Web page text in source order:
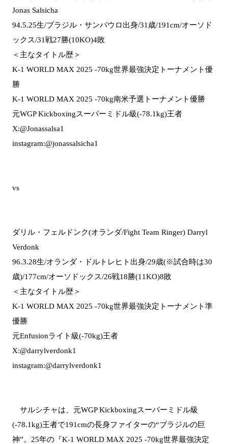
Jonas Salsicha
94.5.25生/ブラジル・サンパウロ出身/31歳/191cm/オーソド
ックス/31戦27勝(10KO)4敗
＜主なタイトル歴＞
K-1 WORLD MAX 2025 -70kg世界最強決定トーナメント優
勝
K-1 WORLD MAX 2025 -70kg南米予選トーナメント優勝
元WGP Kickboxingスーパーミドル級(-78.1kg)王者
X:@Jonassalsa1
instagram:@jonassalsicha1
vs
ダリル・フェルドンク(オランダ/Fight Team Ringer) Darryl
Verdonk
96.3.28生/オランダ・ドルトレヒト出身/29歳(※試合時は30
歳)/177cm/オーソドックス/26戦18勝(11KO)8敗
＜主なタイトル歴＞
K-1 WORLD MAX 2025 -70kg世界最強決定トーナメント準
優勝
元Enfusionライト級(-70kg)王者
X:@darrylverdonk1
instagram:@darrylverdonk1
サルシチャは、元WGP Kickboxingスーパーミドル級
(-78.1kg)王者で191cmの長身ファイターの“ブラジルの巨
神”。25年の『K-1 WORLD MAX 2025 -70kg世界最強決定